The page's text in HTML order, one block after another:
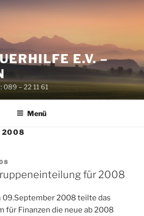
E.V. –
089 – 22 11 61
Menü
2008
für 2008
09.September 2008 teilte das
für Finanzen die neue ab 2008